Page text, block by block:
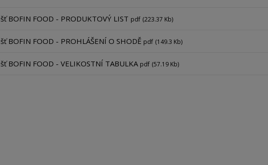
BOFIN FOOD - PRODUKTOVÝ LIST pdf (223.37 Kb)
BOFIN FOOD - PROHLÁŠENÍ O SHODĚ pdf (149.3 Kb)
BOFIN FOOD - VELIKOSTNÍ TABULKA pdf (57.19 Kb)